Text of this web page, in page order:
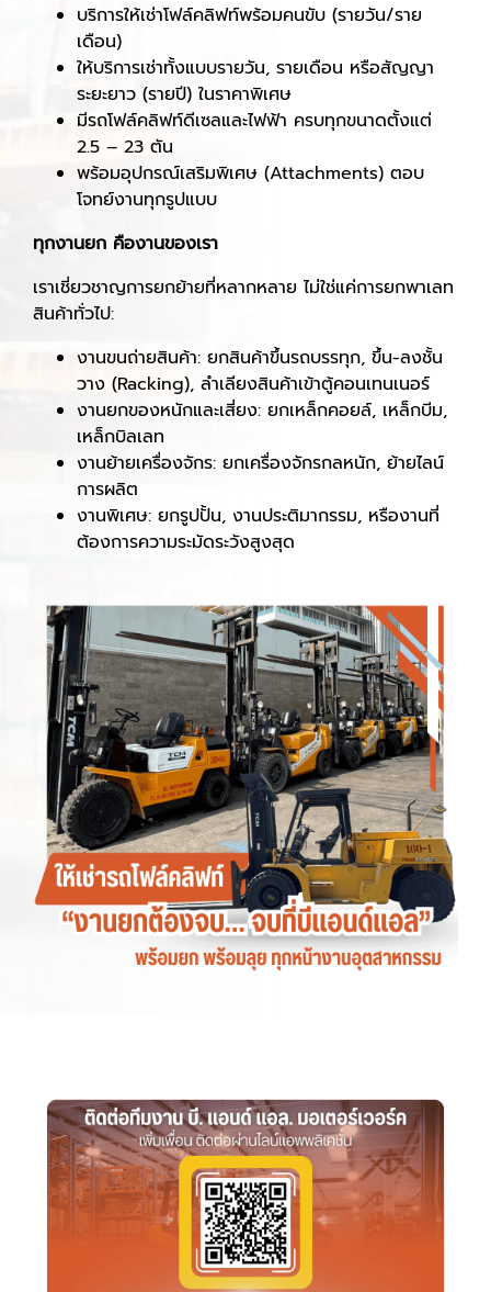
บริการให้เช่าโฟล์คลิฟท์พร้อมคนขับ (รายวัน/ราย
เดือน)
ให้บริการเช่าทั้งแบบรายวัน, รายเดือน หรือสัญญา
ระยะยาว (รายปี) ในราคาพิเศษ
มีรถโฟล์คลิฟท์ดีเซลและไฟฟ้า ครบทุกขนาดตั้งแต่
2.5 – 23 ตัน
พร้อมอุปกรณ์เสริมพิเศษ (Attachments) ตอบ
โจทย์งานทุกรูปแบบ
ทุกงานยก คืองานของเรา
เราเชี่ยวชาญการยกย้ายที่หลากหลาย ไม่ใช่แค่การยกพาเลท
สินค้าทั่วไป:
งานขนถ่ายสินค้า: ยกสินค้าขึ้นรถบรรทุก, ขึ้น-ลงชั้น
วาง (Racking), ลำเลียงสินค้าเข้าตู้คอนเทนเนอร์
งานยกของหนักและเสี่ยง: ยกเหล็กคอยล์, เหล็กบีม,
เหล็กบิลเลท
งานย้ายเครื่องจักร: ยกเครื่องจักรกลหนัก, ย้ายไลน์
การผลิต
งานพิเศษ: ยกรูปปั้น, งานประติมากรรม, หรืองานที่
ต้องการความระมัดระวังสูงสุด